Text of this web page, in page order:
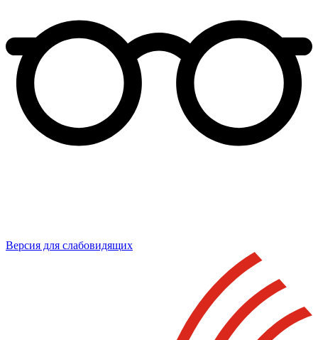
Версия для слабовидящих